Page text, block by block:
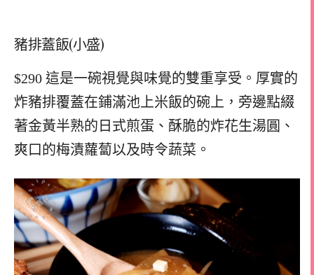
豬排蓋飯(小盛)
$290 這是一碗視覺與味覺的雙重享受。厚實的
炸豬排覆蓋在鋪滿池上米飯的碗上，旁邊點綴
著金黃半熟的日式煎蛋、酥脆的炸花生湯圓、
爽口的梅漬蘿蔔以及時令蔬菜。